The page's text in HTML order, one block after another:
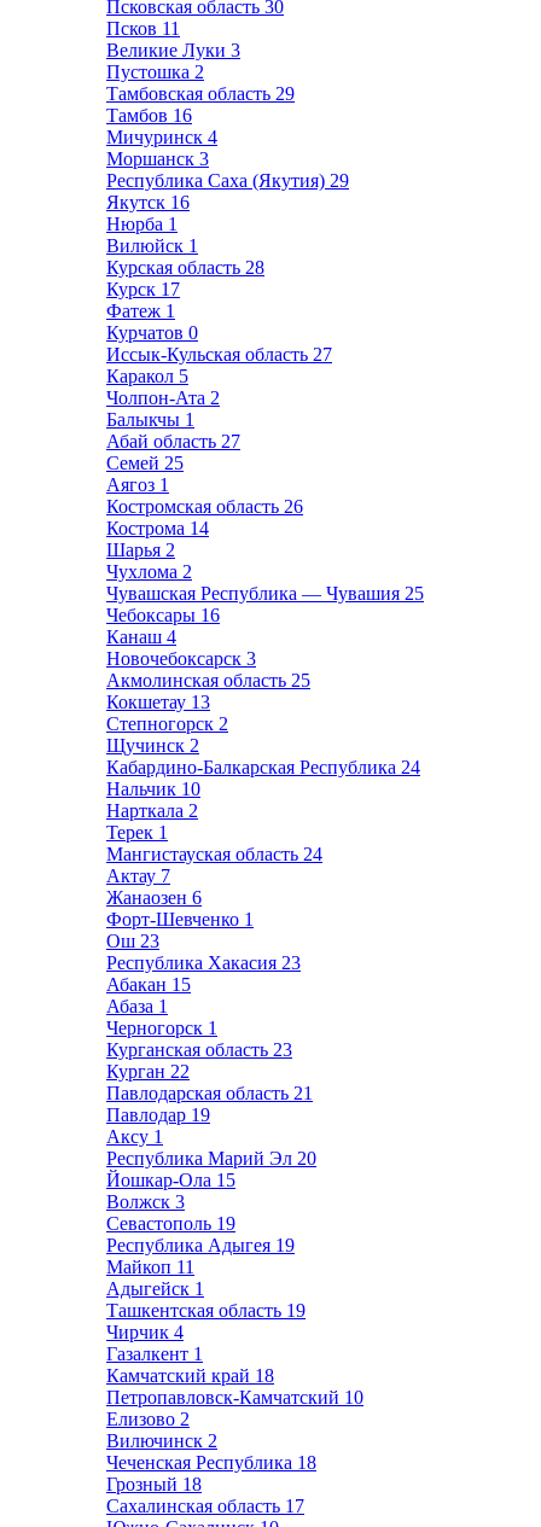
Псковская область 30
Псков 11
Великие Луки 3
Пустошка 2
Тамбовская область 29
Тамбов 16
Мичуринск 4
Моршанск 3
Республика Саха (Якутия) 29
Якутск 16
Нюрба 1
Вилюйск 1
Курская область 28
Курск 17
Фатеж 1
Курчатов 0
Иссык-Кульская область 27
Каракол 5
Чолпон-Ата 2
Балыкчы 1
Абай область 27
Семей 25
Аягоз 1
Костромская область 26
Кострома 14
Шарья 2
Чухлома 2
Чувашская Республика — Чувашия 25
Чебоксары 16
Канаш 4
Новочебоксарск 3
Акмолинская область 25
Кокшетау 13
Степногорск 2
Щучинск 2
Кабардино-Балкарская Республика 24
Нальчик 10
Нарткала 2
Терек 1
Мангистауская область 24
Актау 7
Жанаозен 6
Форт-Шевченко 1
Ош 23
Республика Хакасия 23
Абакан 15
Абаза 1
Черногорск 1
Курганская область 23
Курган 22
Павлодарская область 21
Павлодар 19
Аксу 1
Республика Марий Эл 20
Йошкар-Ола 15
Волжск 3
Севастополь 19
Республика Адыгея 19
Майкоп 11
Адыгейск 1
Ташкентская область 19
Чирчик 4
Газалкент 1
Камчатский край 18
Петропавловск-Камчатский 10
Елизово 2
Вилючинск 2
Чеченская Республика 18
Грозный 18
Сахалинская область 17